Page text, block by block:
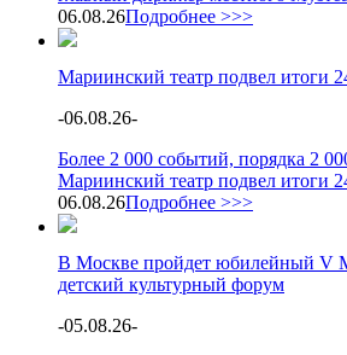
06.08.26Подробнее >>>
Мариинский театр подвел итоги
-06.08.26-
Более 2 000 событий, порядка 2
Мариинский театр подвел итоги
06.08.26Подробнее >>>
В Москве пройдет юбилейный V
детский культурный форум
-05.08.26-